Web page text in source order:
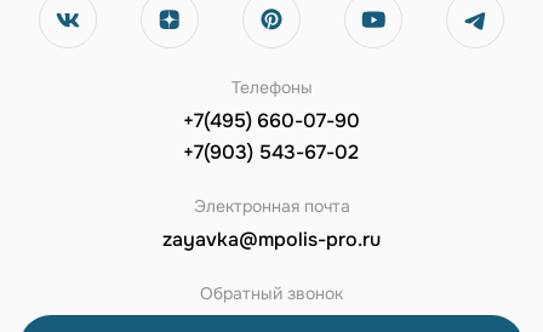
Телефоны
+7(495) 660-07-90
+7(903) 543-67-02
Электронная почта
zayavka@mpolis-pro.ru
Обратный звонок